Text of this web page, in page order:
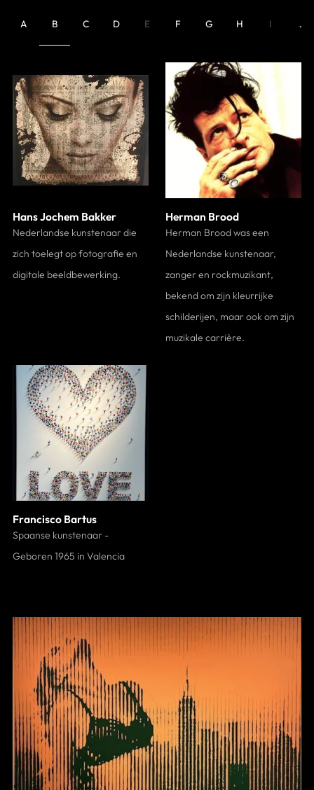
A B C D E F G H I J
Hans Jochem Bakker
Nederlandse kunstenaar die
zich toelegt op fotografie en
digitale beeldbewerking.
Herman Brood
Herman Brood was een
Nederlandse kunstenaar,
zanger en rockmuzikant,
bekend om zijn kleurrijke
schilderijen, maar ook om zijn
muzikale carrière.
Francisco Bartus
Spaanse kunstenaar -
Geboren 1965 in Valencia